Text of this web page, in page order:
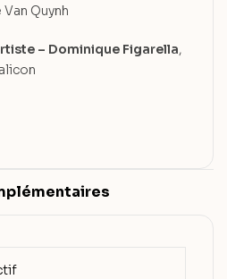
Van Quynh
– Dominique Figarella,